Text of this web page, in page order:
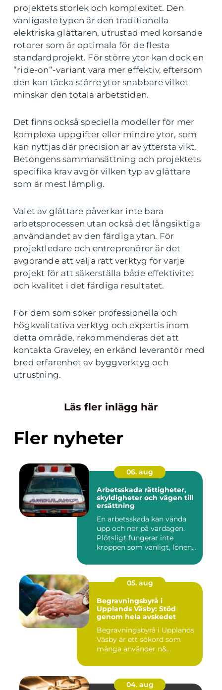
projektets storlek och komplexitet. Den
vanligaste typen är den traditionella
elektriska glättaren, utrustad med korsande
rotorer som är optimala för de flesta
standardprojekt. För större ytor kan dock en
”ride-on”-variant vara mer effektiv, eftersom
den kan täcka större ytor snabbare vilket
minskar den totala arbetstiden.
Det finns också speciella modeller för mer
komplexa uppgifter eller mindre ytor, som
kan nyttjas där precision är av yttersta vikt.
Betongens sammansättning och projektets
specifika krav avgör vilken typ av glättare
som är mest lämplig.
Valet av glättare påverkar inte bara
arbetsprocessen utan också det långsiktiga
användandet av den färdiga ytan. För
projektledare och entreprenörer är det
avgörande att välja rätt verktyg för varje
projekt för att säkerställa både effektivitet
och kvalitet i det färdiga resultatet.
För dem som söker professionella och
högkvalitativa verktyg och expertis inom
detta område, rekommenderas det att
kontakta Graveley, en erkänd leverantör med
bred erfarenhet av byggverktyg och
utrustning.
Läs fler inlägg här
Fler nyheter
06. aug
Arbetsskada rättigheter,
skyldigheter och vägen till
ersättning
En arbetsskada kan vända
upp och ner på vardagen.
Plötsligt fungerar inte
kroppen som vanligt, lönen...
05. aug
Begravningsbyrå i
Upplands Väsby: Stöd
genom hela avskedet
Begravningsbyrå i Upplands
Väsby är ett sökord som
många använder n&...
04. aug